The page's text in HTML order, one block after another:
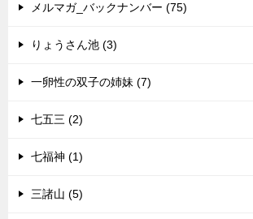
メルマガ_バックナンバー (75)
りょうさん池 (3)
一卵性の双子の姉妹 (7)
七五三 (2)
七福神 (1)
三諸山 (5)